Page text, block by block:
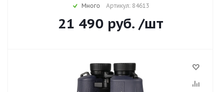
Много Артикул: 84613
21 490 руб. /шт